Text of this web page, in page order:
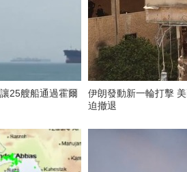
25艘船通過霍爾
伊朗發動新一輪打擊
迫撤退